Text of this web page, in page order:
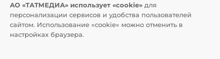
АО «ТАТМЕДИА» использует «cookie» для
персонализации сервисов и удобства пользователей
сайтом. Использование «cookie» можно отменить в
настройках браузера.